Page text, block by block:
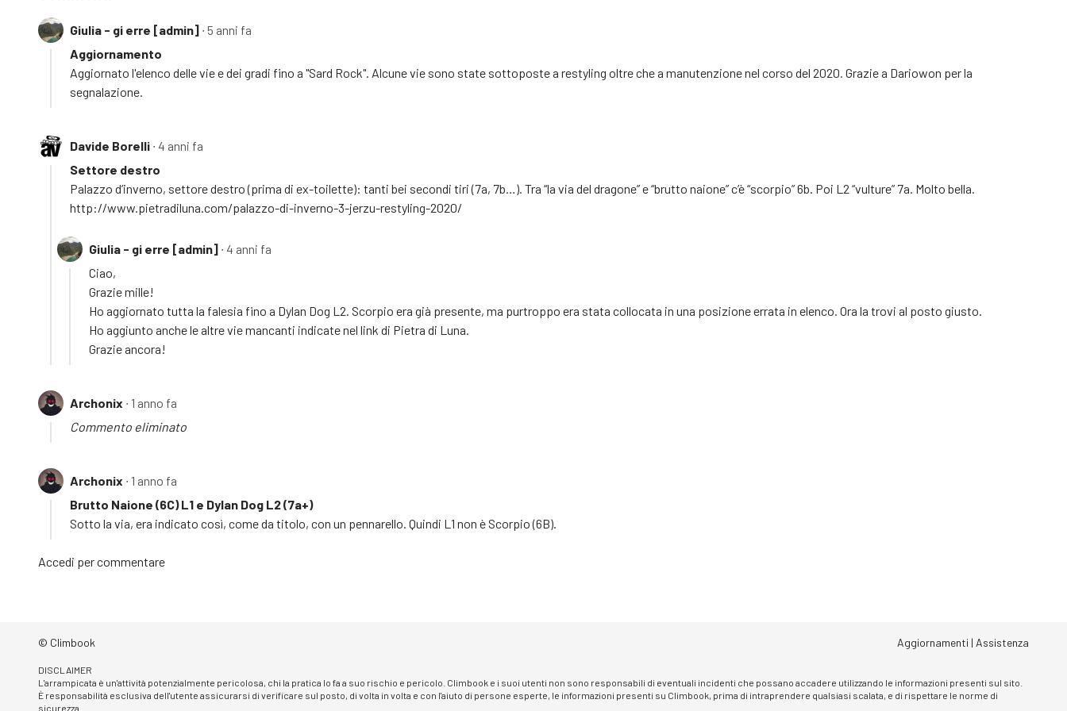
Giulia - gi erre [admin] ∙ 5 anni fa
Aggiornamento
Aggiornato l'elenco delle vie e dei gradi fino a "Sard Rock". Alcune vie sono state sottoposte a restyling oltre che a manutenzione nel corso del 2020. Grazie a Dariowon per la
segnalazione.
Davide Borelli ∙ 4 anni fa
Settore destro
Palazzo d’inverno, settore destro (prima di ex-toilette): tanti bei secondi tiri (7a, 7b…). Tra “la via del dragone” e “brutto naione” c’è “scorpio” 6b. Poi L2 “vulture” 7a. Molto bella.
http://www.pietradiluna.com/palazzo-di-inverno-3-jerzu-restyling-2020/
Giulia - gi erre [admin] ∙ 4 anni fa
Ciao,
Grazie mille!
Ho aggiornato tutta la falesia fino a Dylan Dog L2. Scorpio era già presente, ma purtroppo era stata collocata in una posizione errata in elenco. Ora la trovi al posto giusto.
Ho aggiunto anche le altre vie mancanti indicate nel link di Pietra di Luna.
Grazie ancora!
Archonix ∙ 1 anno fa
Commento eliminato
Archonix ∙ 1 anno fa
Brutto Naione (6C) L1 e Dylan Dog L2 (7a+)
Sotto la via, era indicato così, come da titolo, con un pennarello. Quindi L1 non è Scorpio (6B).
Accedi per commentare
© Climbook Aggiornamenti | Assistenza
DISCLAIMER
L'arrampicata è un'attività potenzialmente pericolosa, chi la pratica lo fa a suo rischio e pericolo. Climbook e i suoi utenti non sono responsabili di eventuali incidenti che possano accadere utilizzando le informazioni presenti sul sito.
È responsabilità esclusiva dell'utente assicurarsi di verificare sul posto, di volta in volta e con l'aiuto di persone esperte, le informazioni presenti su Climbook, prima di intraprendere qualsiasi scalata, e di rispettare le norme di
sicurezza.